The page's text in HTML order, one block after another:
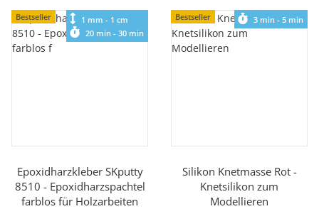
Bestseller
1 mm - 1 cm
20 min - 30 min
Epoxidharzkleber SKputty
8510 - Epoxidharzspachtel
farblos für Holzarbeiten
Bestseller 3 min - 5 min
Silikon Knetmasse Rot -
Knetsilikon zum
Modellieren